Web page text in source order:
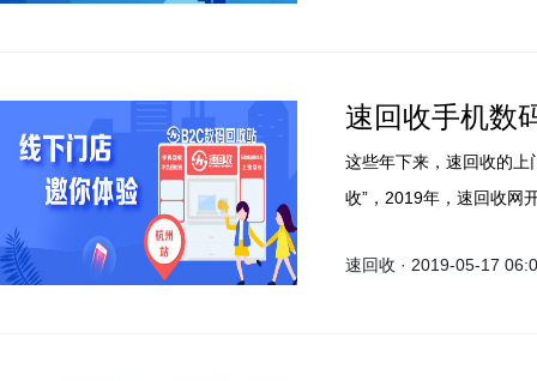
速回收手机数
这些年下来，速回收的上
收”，2019年，速回收网
速回收 · 2019-05-17